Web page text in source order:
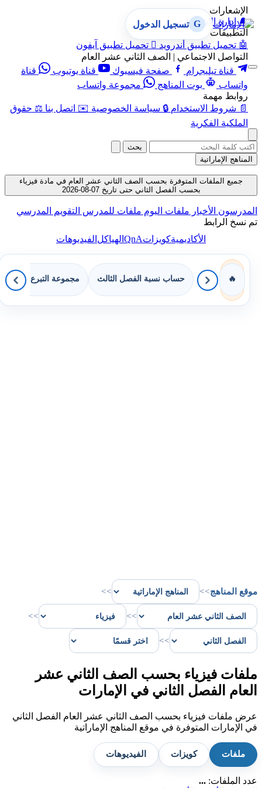
الإشعارات
🔔 إدارة الإشعارات
التطبيقات
🤖 تحميل تطبيق أندرويد  تحميل تطبيق آيفون
التواصل الاجتماعي | الصف الثاني عشر العام
قناة تيليجرام
صفحة فيسبوك قناة يوتيوب
قناة
واتساب
بوت المناهج
مجموعة واتساب
روابط مهمة
📄 شروط الاستخدام 🔒 سياسة الخصوصية ✉️ اتصل بنا ⚖️ حقوق
الملكية الفكرية
G تسجيل الدخول
بحث
المناهج الإماراتية
جميع الملفات المتوفرة بحسب الصف الثاني عشر العام في مادة فيزياء
بحسب الفصل الثاني حتى تاريخ 07-08-2026
المدرسون الأخبار ملفات اليوم ملفات للمدرس التقويم المدرسي
تم نسخ الرابط
الأكاديميةكويزاتQnAالهياكلالفيديوهات
🔥 حساب نسبة الفصل الثالث مجموعة التبرع بالكتب
موقع المناهج>>
>>
>>
>>
>>
ملفات فيزياء بحسب الصف الثاني عشر
العام الفصل الثاني في الإمارات
عرض ملفات فيزياء بحسب الصف الثاني عشر العام الفصل الثاني
في الإمارات المتوفرة في موقع المناهج الإماراتية
ملفات كويزات الفيديوهات
عدد الملفات: ...